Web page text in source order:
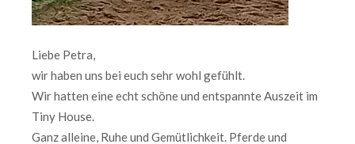
Liebe Petra,
wir haben uns bei euch sehr wohl gefühlt.
Wir hatten eine echt schöne und entspannte Auszeit im
Tiny House.
Ganz alleine, Ruhe und Gemütlichkeit. Pferde und